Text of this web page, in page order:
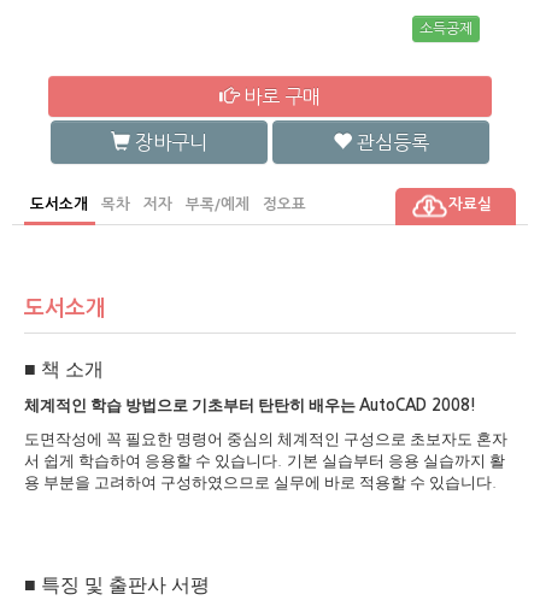
소득공제
바로 구매
장바구니 관심등록
도서소개 목차 저자 부록/예제 정오표 자료실
도서소개
■ 책 소개
체계적인 학습 방법으로 기초부터 탄탄히 배우는 AutoCAD 2008!
도면작성에 꼭 필요한 명령어 중심의 체계적인 구성으로 초보자도 혼자
서 쉽게 학습하여 응용할 수 있습니다 기본 실습부터 응용 실습까지 활
용 부분을 고려하여 구성하였으므로 실무에 바로 적용할 수 있습니다
■ 특징 및 출판사 서평